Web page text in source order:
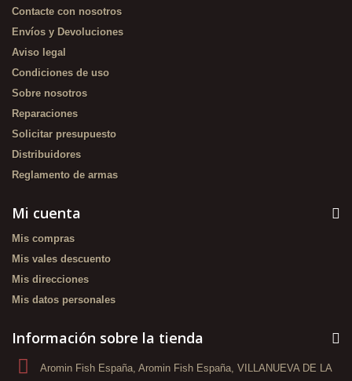
Contacte con nosotros
Envíos y Devoluciones
Aviso legal
Condiciones de uso
Sobre nosotros
Reparaciones
Solicitar presupuesto
Distribuidores
Reglamento de armas
Mi cuenta
Mis compras
Mis vales descuento
Mis direcciones
Mis datos personales
Información sobre la tienda
Aromin Fish España, Aromin Fish España, VILLANUEVA DE LA